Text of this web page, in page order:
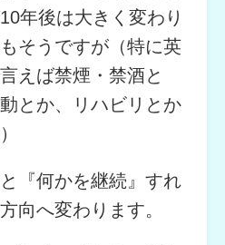
年後は大きく変わり
そうですが（特に英
えば禁煙・禁酒と
とか、リハビリとか
『何かを継続』すれ
向へ変わります。